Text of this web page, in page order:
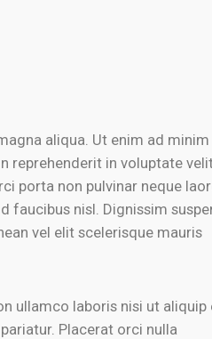
aliqua. Ut enim ad minim
reprehenderit in voluptate
porta non pulvinar neque
faucibus nisl. Dignissim
vel elit scelerisque mauris
ullamco laboris nisi ut aliquip
Placerat orci nulla